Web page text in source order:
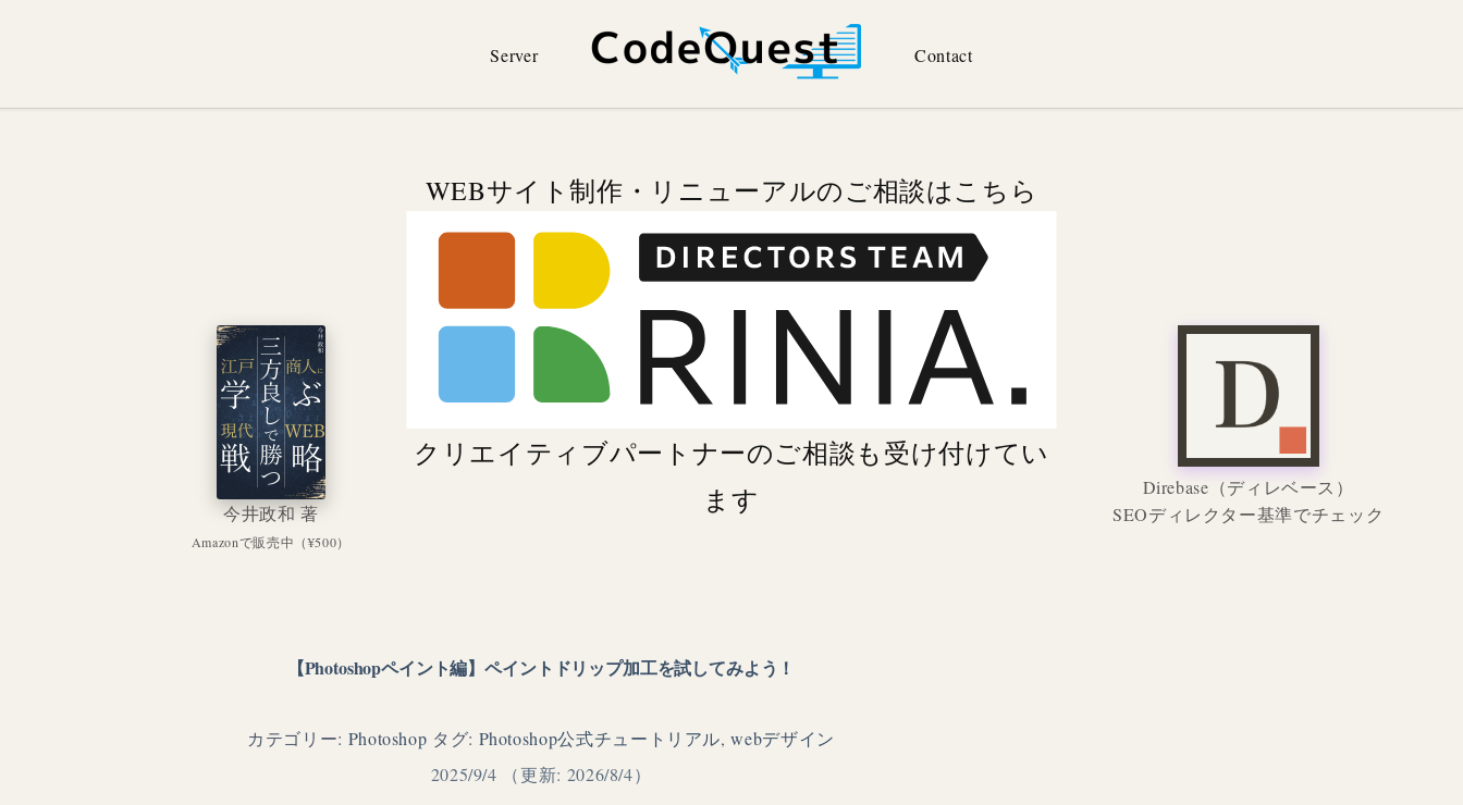
Server Contact
今井政和 著
Amazonで販売中（¥500）
WEBサイト制作・リニューアルのご相談はこちら
クリエイティブパートナーのご相談も受け付けてい
ます
Direbase （ディレベース）
SEOディレクター基準でチェック
【Photoshopペイント編】ペイントドリップ加工を試してみよう！
カテゴリー: Photoshop タグ: Photoshop公式チュートリアル,webデザイン
2025/9/4
（更新: 2026/8/4）